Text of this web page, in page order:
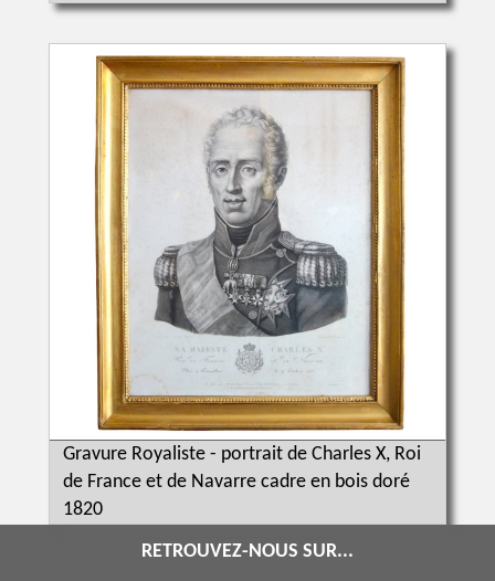
Gravure Royaliste - portrait de Charles X, Roi
de France et de Navarre cadre en bois doré
1820
RETROUVEZ-NOUS SUR...